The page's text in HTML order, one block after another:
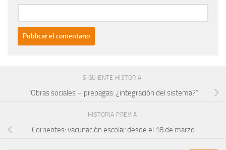
SIGUIENTE HISTORIA
“Obras sociales – prepagas: ¿integración del sistema?”
HISTORIA PREVIA
Corrientes: vacunación escolar desde el 18 de marzo